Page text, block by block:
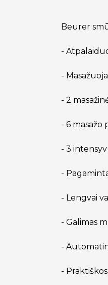
Beurer
-
-
- 2
- 6 masažo
- 3
-
- Lengvai
- Galimas
-
-